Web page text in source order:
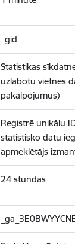
_gid
Statistikas
uzlabotu vietnes
pakalpojumus)
Reģistrē unikālu
statistisko datu
apmeklētājs
24 stundas